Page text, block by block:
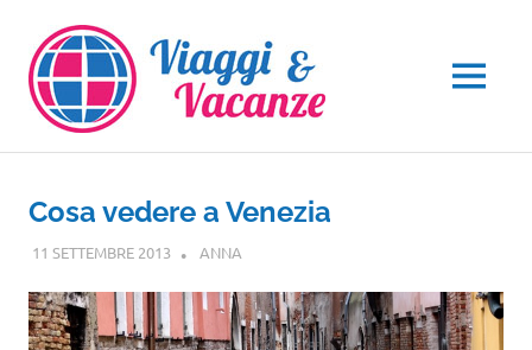
contenuto
MENU
Cosa vedere a Venezia
11 SETTEMBRE 2013 ANNA